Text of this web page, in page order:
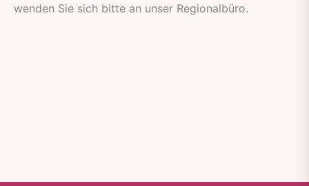
wenden Sie sich bitte an unser Regionalbüro.